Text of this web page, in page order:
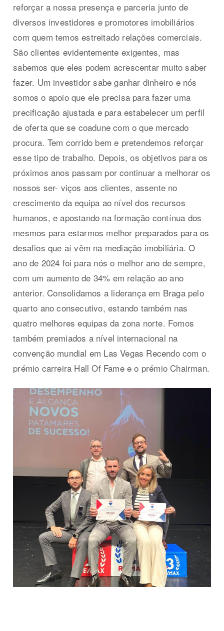
reforçar a nossa presença e parceria junto de
diversos investidores e promotores imobiliários
com quem temos estreitado relações comerciais.
São clientes evidentemente exigentes, mas
sabemos que eles podem acrescentar muito saber
fazer. Um investidor sabe ganhar dinheiro e nós
somos o apoio que ele precisa para fazer uma
precificação ajustada e para estabelecer um perfil
de oferta que se coadune com o que mercado
procura. Tem corrido bem e pretendemos reforçar
esse tipo de trabalho. Depois, os objetivos para os
próximos anos passam por continuar a melhorar os
nossos ser- viços aos clientes, assente no
crescimento da equipa ao nível dos recursos
humanos, e apostando na formação contínua dos
mesmos para estarmos melhor preparados para os
desafios que aí vêm na mediação imobiliária. O
ano de 2024 foi para nós o melhor ano de sempre,
com um aumento de 34% em relação ao ano
anterior. Consolidamos a liderança em Braga pelo
quarto ano consecutivo, estando também nas
quatro melhores equipas da zona norte. Fomos
também premiados a nível internacional na
convenção mundial em Las Vegas Recendo com o
prémio carreira Hall Of Fame e o prémio Chairman.